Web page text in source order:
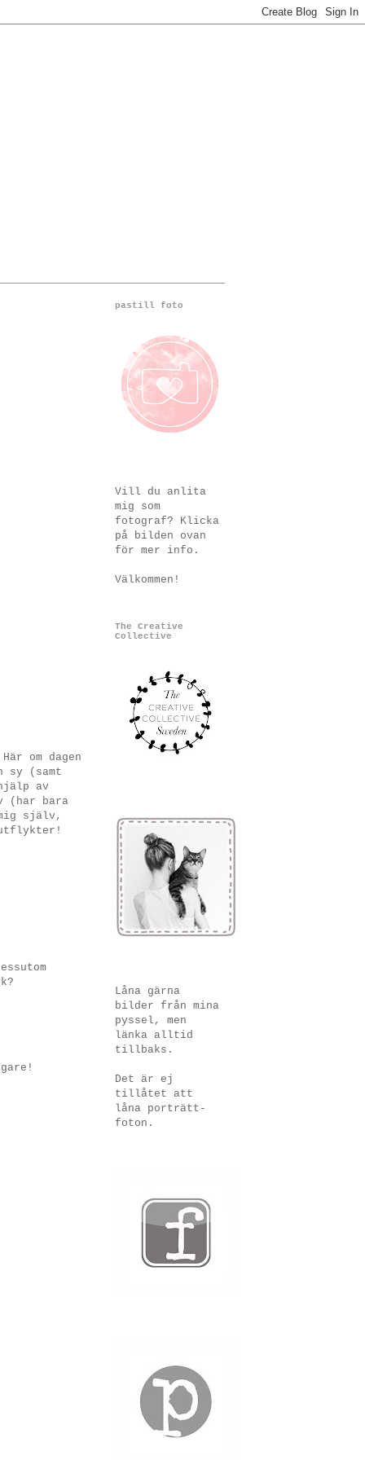
om dagen
sy (samt
av
(har bara
själv,
pastill foto
Vill du anlita
mig som
fotograf? Klicka
på bilden ovan
för mer info.
Välkommen!
The Creative
Collective
Låna gärna
bilder från mina
pyssel, men
länka alltid
tillbaks.
Det är ej
tillåtet att
låna porträtt-
foton.